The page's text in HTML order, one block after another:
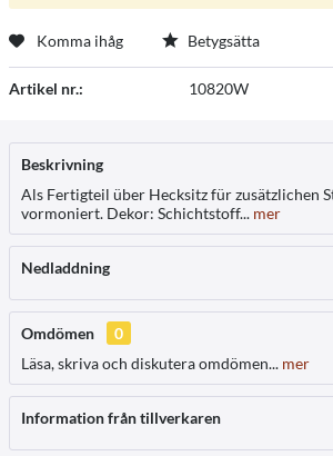
Komma ihåg Betygsätta
Artikel nr.: 10820W
Beskrivning
Als Fertigteil über Hecksitz für zusätzlichen
vormoniert. Dekor: Schichtstoff... mer
Nedladdning
Omdömen
0
Läsa, skriva och diskutera omdömen... mer
Information från tillverkaren